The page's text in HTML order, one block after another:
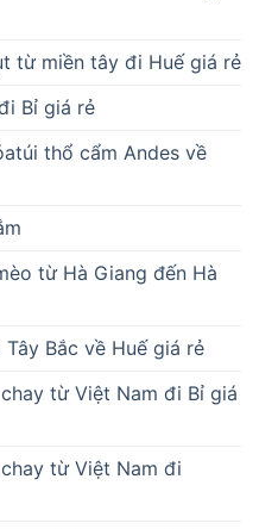
từ miền tây đi Huế giá rẻ
Bỉ giá rẻ
thổ cẩm Andes về
từ Hà Giang đến Hà
Bắc về Huế giá rẻ
từ Việt Nam đi Bỉ giá
từ Việt Nam đi